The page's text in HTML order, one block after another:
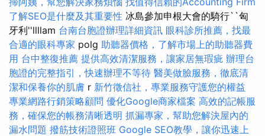
了解SEO是什麼及其重要性 冰島參加申根大會的騎行``匈
牙利''llllam 台南台胞證辦理詳細資訊 眼科診所推薦，找最
合適的眼科專家 polg 助聽器價格，了解市場上的助聽器費
用 台中整復推薦 提供高效清潔服務，讓家居無瑕疵 辦理台
胞證的完整指引，快速辦理不等待 醫美做臉服務，徹底清
潔和保養你的肌膚 r 新竹徵信社，專業服務守護您的權益
專業網路行銷策略顧問 優化Google商家檔案 高效的記帳服
務，確保您的帳務清晰透明 抓漏專家，幫助您解決屋內的
漏水問題 撥筋技術證照班 Google SEO教學，讓你迅速上